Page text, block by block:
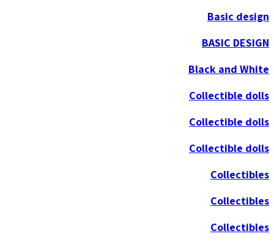
Basic design
BASIC DESIGN
Black and White
Collectible dolls
Collectible dolls
Collectible dolls
Collectibles
Collectibles
Collectibles